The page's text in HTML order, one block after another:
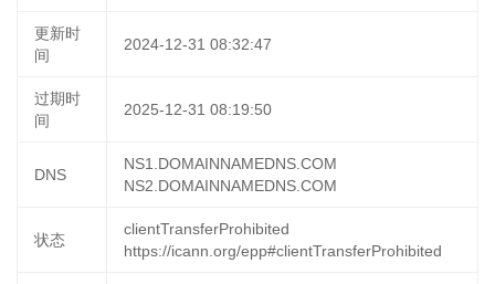
更新时
间
2024-12-31 08:32:47
过期时
间
2025-12-31 08:19:50
DNS
NS1.DOMAINNAMEDNS.COM
NS2.DOMAINNAMEDNS.COM
状态
clientTransferProhibited
https://icann.org/epp#clientTransferProhibited